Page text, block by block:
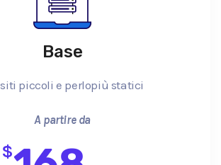
Base
siti piccoli e perlopiù statici
A partire da
$